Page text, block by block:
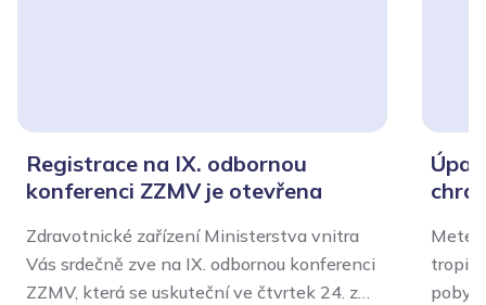
Registrace na IX. odbornou
konferenci ZZMV je otevřena
Zdravotnické zařízení Ministerstva vnitra
Vás srdečně zve na IX. odbornou konferenci
ZZMV, která se uskuteční ve čtvrtek 24. září